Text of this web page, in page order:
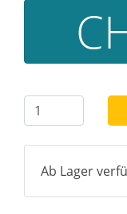
Ab Lager